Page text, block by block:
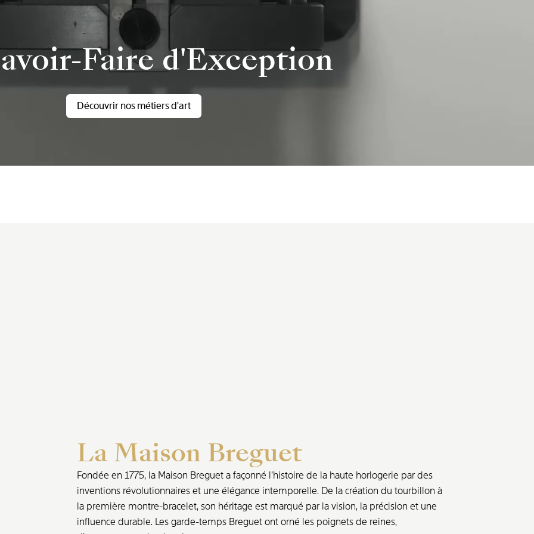
Faire d'Exception
Découvrir nos métiers d'art
La Maison Breguet
Fondée en 1775, la Maison Breguet a façonné l’histoire de la haute horlogerie par des
inventions révolutionnaires et une élégance intemporelle. De la création du tourbillon à
la première montre-bracelet, son héritage est marqué par la vision, la précision et une
influence durable. Les garde-temps Breguet ont orné les poignets de reines,